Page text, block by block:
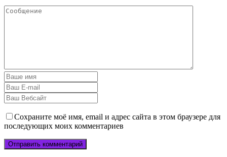
Сохраните моё имя, email и адрес сайта в этом браузере для
последующих моих комментариев